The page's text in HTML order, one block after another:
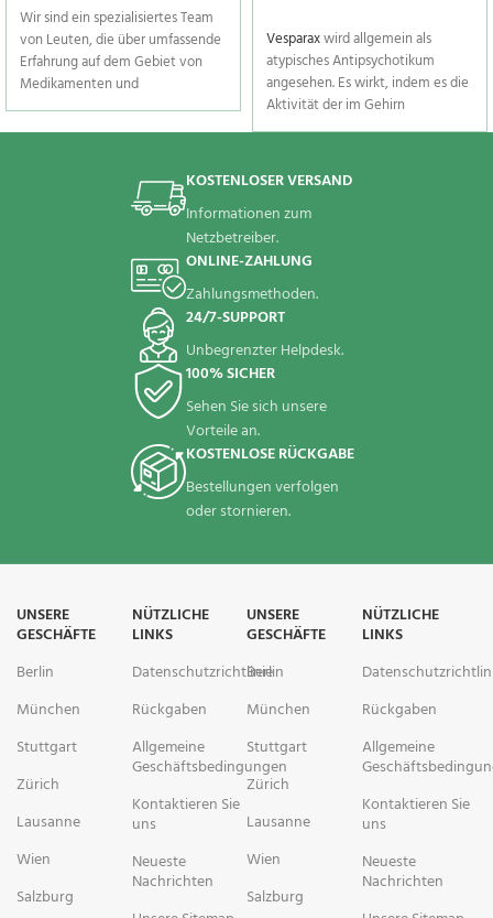
Wir sind ein spezialisiertes Team
von Leuten, die über umfassende
Erfahrung auf dem Gebiet von
Medikamenten und
Arzneimitteln verfügen. Darüber
hinaus machen wir Aprobarbiton
Teilen der Welt verfügbar. Sie
können Aprobarbiton jetzt online
zum besten Preis von zu Hause
aus kaufen. Wir sind nur einen
Klick entfernt. Senden Sie Ihre
Bestellung, um Aprobarbiton
online zu kaufen, noch heute und
lassen Sie es sich bald an die von
Ihnen angegebene Adresse
Vesparaxwird allgemein als
atypisches Antipsychotikum
angesehen. Es wirkt, indem es die
Aktivität der im Gehirn
vorhandenen Chemikalien
nur für Erwachsene geeignet und
Jahren verabreicht werden.
KOSTENLOSER VERSAND
Informationen zum
Netzbetreiber.
ONLINE-ZAHLUNG
Zahlungsmethoden.
24/7-SUPPORT
Unbegrenzter Helpdesk.
100% SICHER
Sehen Sie sich unsere
Vorteile an.
KOSTENLOSE RÜCKGABE
Bestellungen verfolgen
oder stornieren.
UNSERE
GESCHÄFTE
Berlin
München
Stuttgart
Zürich
Lausanne
Wien
Salzburg
NÜTZLICHE
LINKS
Datenschutzrichtlinie
Rückgaben
Allgemeine
Geschäftsbedingungen
Kontaktieren Sie
uns
Neueste
Nachrichten
UNSERE
GESCHÄFTE
Berlin
München
Stuttgart
Zürich
Lausanne
Wien
Salzburg
NÜTZLICHE
LINKS
Rückgaben
Allgemeine
Kontaktieren Sie
uns
Neueste
Nachrichten